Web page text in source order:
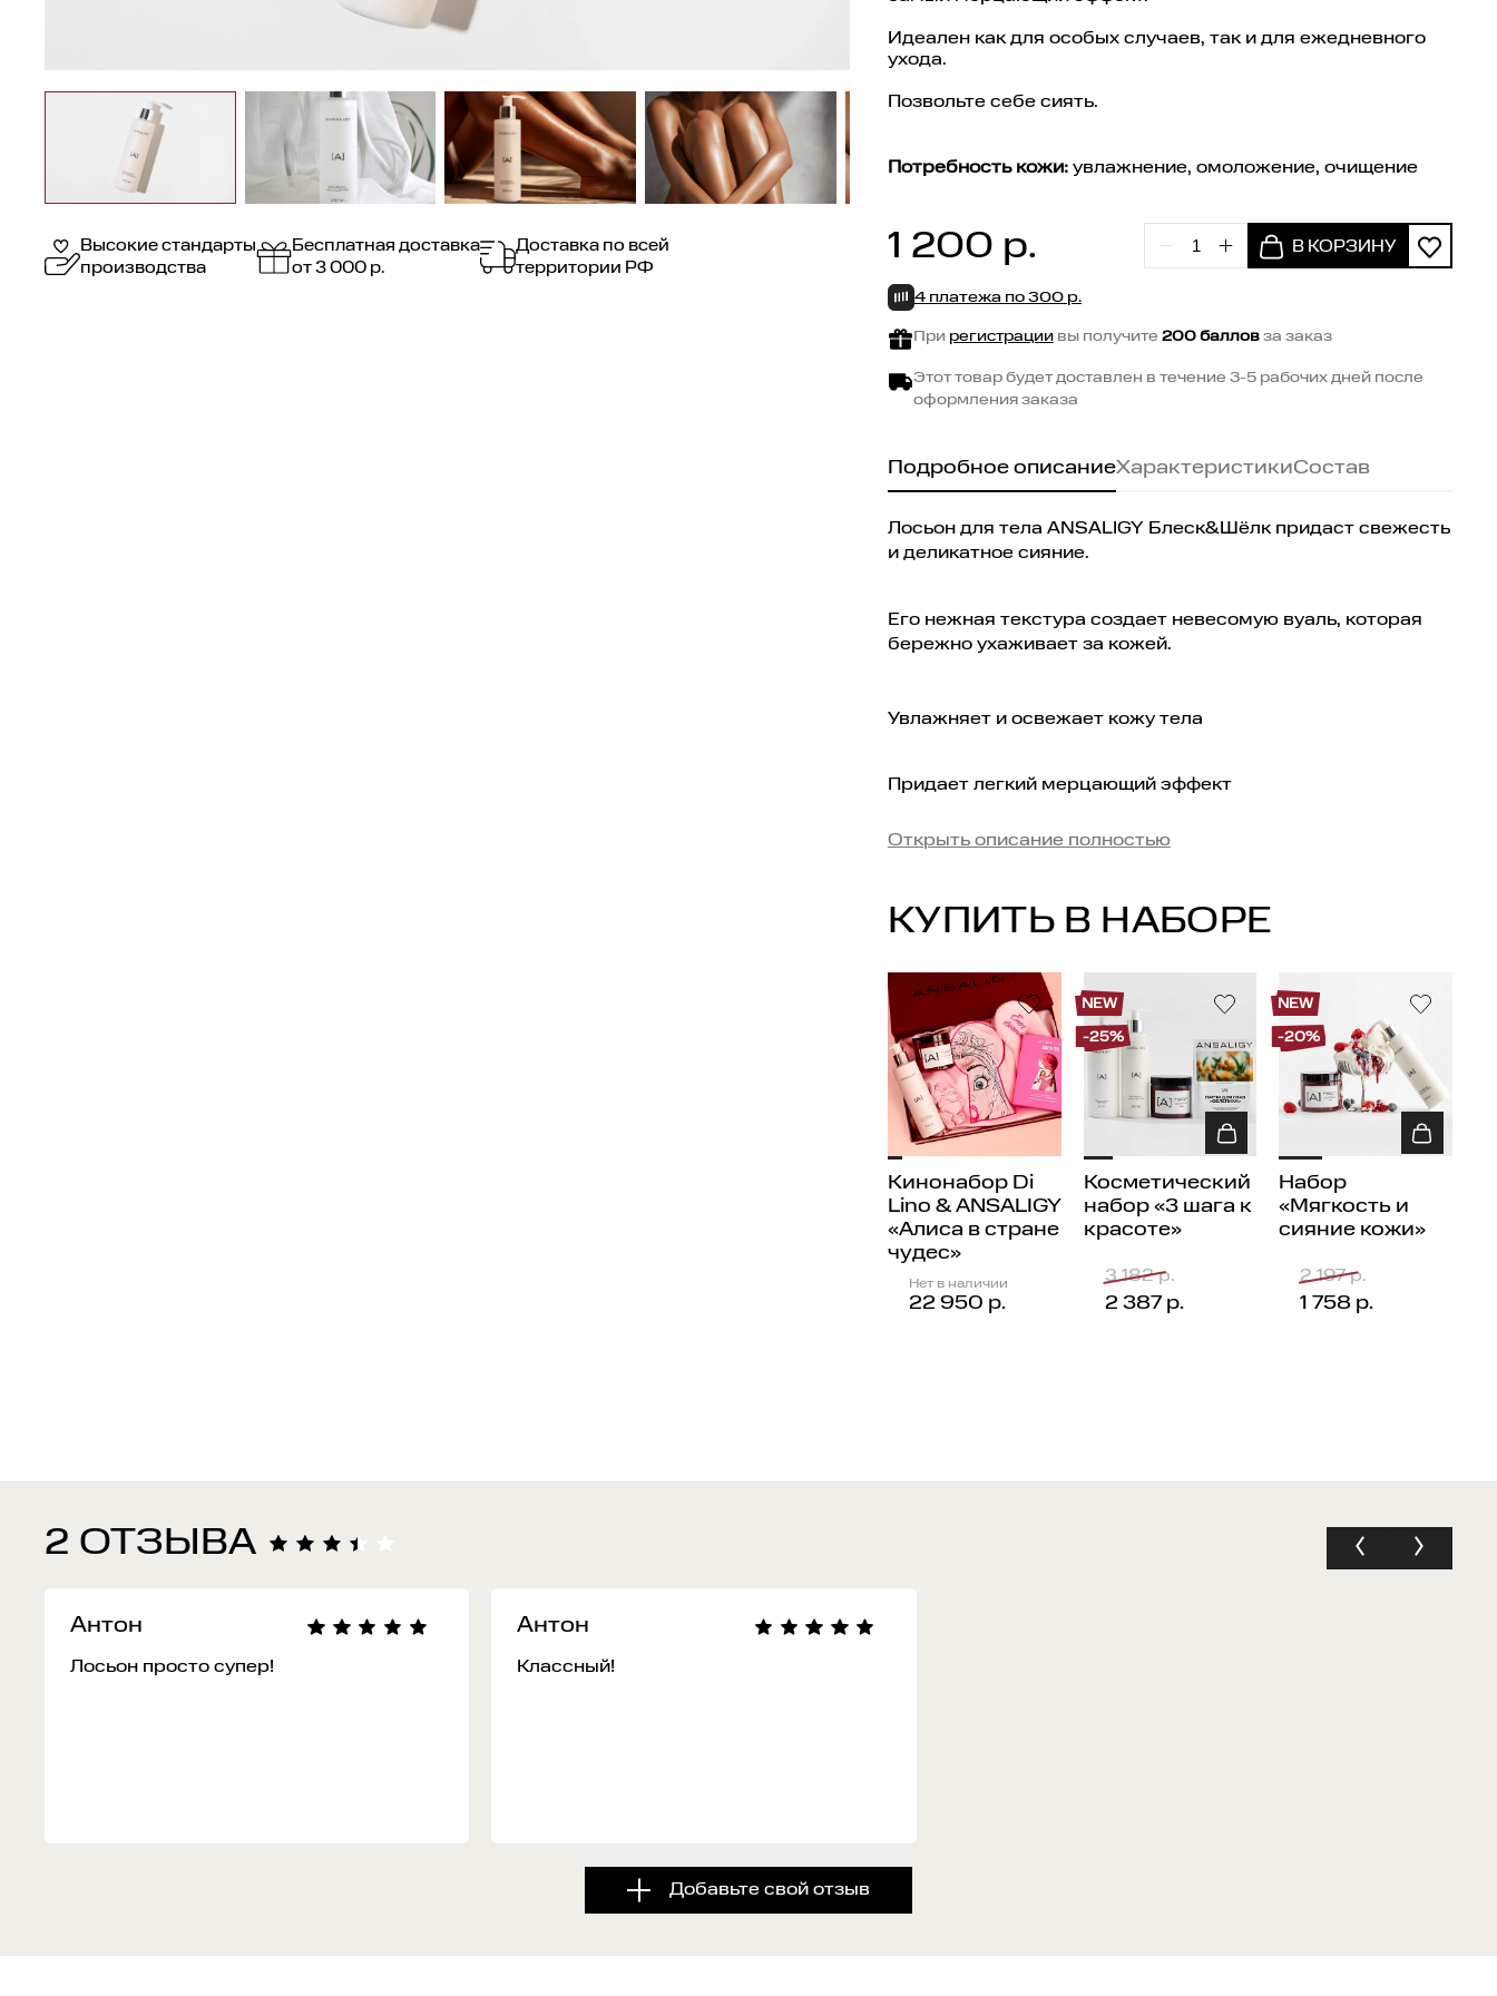
Высокие стандарты
производства
Бесплатная доставка
от 3 000 р.
Доставка по всей
территории РФ
Идеален как для особых случаев, так и для ежедневного
ухода.
Позвольте себе сиять.
Потребность кожи: увлажнение, омоложение, очищение
1 200 р.
4 платежа по 300р.
При регистрациивы получите 200 балловза заказ
Этот товар будет доставлен в течение 3-5 рабочих дней после
оформления заказа
Подробное описаниеХарактеристикиСостав
Лосьон для тела ANSALIGY Блеск&Шёлк придаст свежесть
и деликатное сияние.
Его нежная текстура создает невесомую вуаль, которая
бережно ухаживает за кожей.
Увлажняет и освежает кожу тела
Придает легкий мерцающий эффект
Подчеркивает вашу естественную красоту
Повышает эластичность кожи
Способ применения:
Нанесите лосьон на чистую кожу, по желанию можно
использовать в течение дня для поддержания
деликатного сияния.
Рекомендации по хранению:
Хранить при температуре от +5 °С до +25 °С.
Срок годности: 36 месяцев.
Срок годности после вскрытия: 6 месяцев.
Открыть описание полностью
КУПИТЬ В НАБОРЕ
Кинонабор Di
Lino & ANSALIGY
«Алиса в стране
чудес»
Нет в наличии
22 950 р.
Косметический
набор «3 шага к
красоте»
3 182 р.
2 387 р.
NEW
-25%
Набор
«Мягкость и
сияние кожи»
2 197 р.
1 758 р.
NEW
-20%
2 ОТЗЫВА
Антон
Лосьон просто супер!
Антон
Классный!
Добавьте свой отзыв